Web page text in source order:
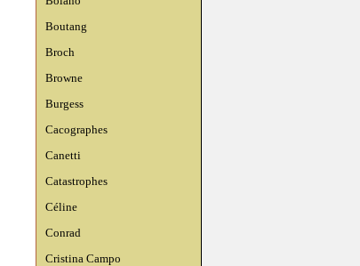
Boutang
Broch
Browne
Burgess
Cacographes
Canetti
Catastrophes
Céline
Conrad
Cristina Campo